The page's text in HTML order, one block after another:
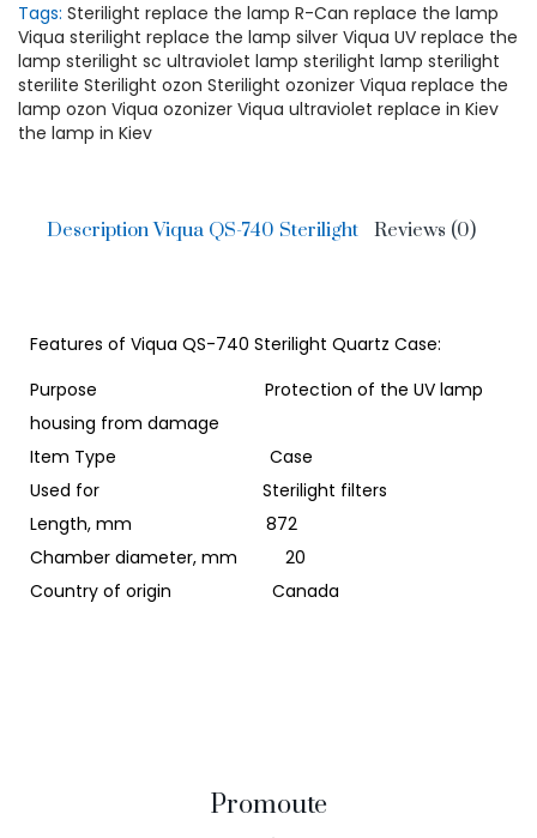
Tags: Sterilight replace the lamp R-Can replace the lamp
Viqua sterilight replace the lamp silver Viqua UV replace the
lamp sterilight sc ultraviolet lamp sterilight lamp sterilight
sterilite Sterilight ozon Sterilight ozonizer Viqua replace the
lamp ozon Viqua ozonizer Viqua ultraviolet replace in Kiev
the lamp in Kiev
Description Viqua QS-740 Sterilight Reviews (0)
Features of Viqua QS-740 Sterilight Quartz Case:
Purpose Protection of the UV lamp
housing from damage
Item Type Case
Used for Sterilight filters
Length, mm 872
Chamber diameter, mm 20
Country of origin Canada
Promoute